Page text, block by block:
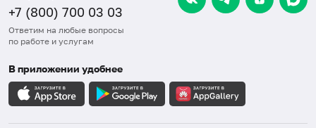
+7 (800) 700 03 03
Ответим на любые вопросы
по работе и услугам
В приложении удобнее